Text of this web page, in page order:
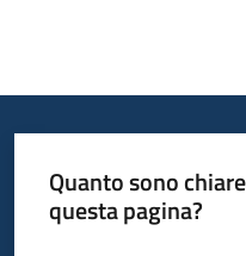
Quanto sono
questa pagina?